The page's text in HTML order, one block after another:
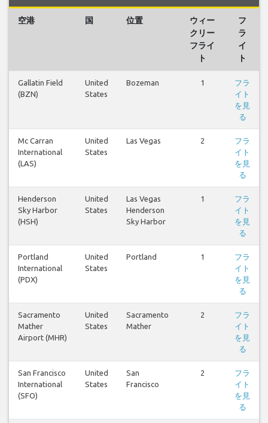
空港 国 位置
ウィー
クリー
フライ
ト
フ
ラ
イ
ト
Gallatin Field
(BZN)
United
States
Bozeman 1
フラ
イト
を見
る
Mc Carran
International
(LAS)
United
States
Las Vegas 2
フラ
イト
を見
る
Henderson
Sky Harbor
(HSH)
United
States
Las Vegas
Henderson
Sky Harbor
1
フラ
イト
を見
る
Portland
International
(PDX)
United
States
Portland 1
フラ
イト
を見
る
Sacramento
Mather
Airport (MHR)
United
States
Sacramento
Mather
2
フラ
イト
を見
る
San Francisco
International
(SFO)
United
States
San
Francisco
2
フラ
イト
を見
る